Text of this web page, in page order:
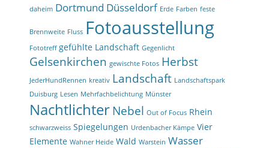
daheim Dortmund Düsseldorf Erde Farben feste
Brennweite Fluss Fotoausstellung
Fototreff gefühlte Landschaft Gegenlicht
Gelsenkirchen gewischte Fotos Herbst
JederHundRennen kreativ Landschaft Landschaftspark
Duisburg Lesen Mehrfachbelichtung Münster
NachtlichterNebel Out of Focus Rhein
schwarzweiss Spiegelungen Urdenbacher Kämpe Vier
Elemente Wahner Heide Wald Warstein Wasser